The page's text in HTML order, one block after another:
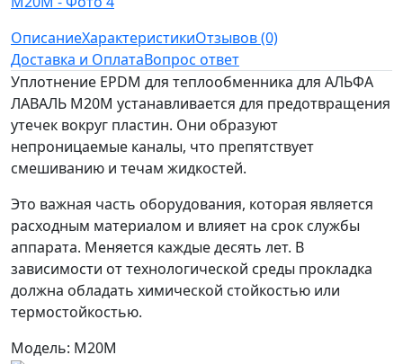
ОписаниеХарактеристикиОтзывов (0)
Доставка и ОплатаВопрос ответ
Уплотнение EPDM для теплообменника для АЛЬФА
ЛАВАЛЬ M20M устанавливается для предотвращения
утечек вокруг пластин. Они образуют
непроницаемые каналы, что препятствует
смешиванию и течам жидкостей.
Это важная часть оборудования, которая является
расходным материалом и влияет на срок службы
аппарата. Меняется каждые десять лет. В
зависимости от технологической среды прокладка
должна обладать химической стойкостью или
термостойкостью.
Модель: M20M